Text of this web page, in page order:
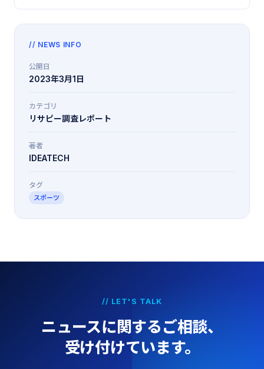
// NEWS INFO
公開日
2023年3月1日
カテゴリ
リサピー調査レポート
著者
IDEATECH
タグ
スポーツ
// LET'S TALK
ニュースに関するご相談、
受け付けています。